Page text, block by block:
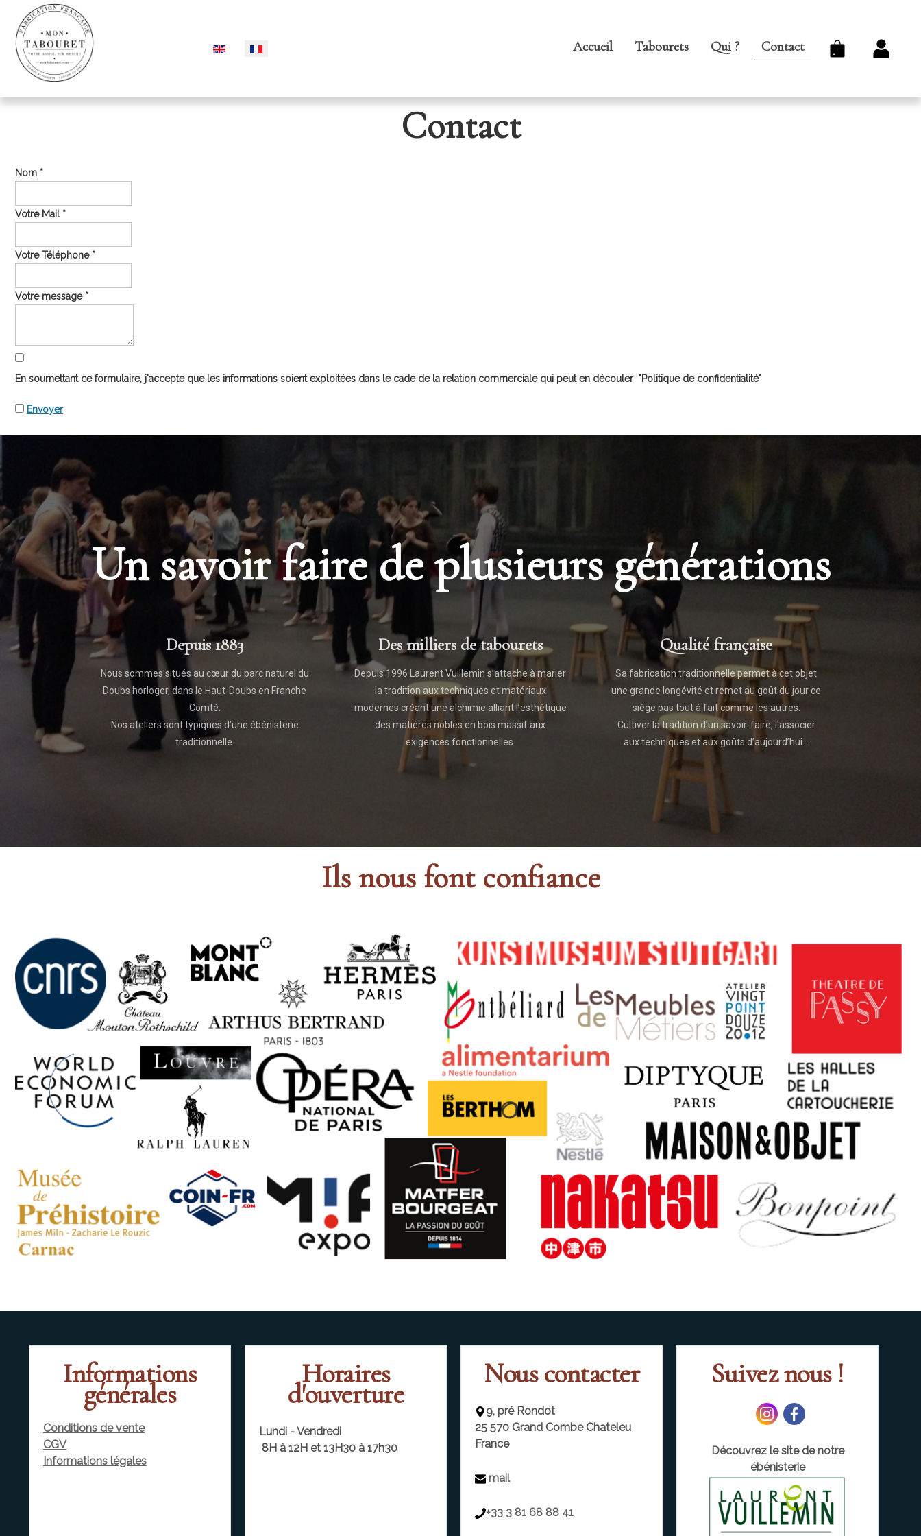
Sélectionnez votre langue Accueil Tabourets Qui ? Contact Panier
Contact
Nom *
Votre Mail *
Votre Téléphone *
Votre message *
En soumettant ce formulaire, j'accepte que les informations soient exploitées dans le cade de la relation commerciale qui peut en découler "Politique de confidentialité"
Envoyer
Un savoir faire de plusieurs générations
Depuis 1883
Nous sommes situés au cœur du parc naturel du
Doubs horloger, dans le Haut-Doubs en Franche
Comté.
Nos ateliers sont typiques d’une ébénisterie
traditionnelle.
Des milliers de tabourets
Depuis 1996 Laurent Vuillemin s’attache à marier
la tradition aux techniques et matériaux
modernes créant une alchimie alliant l’esthétique
des matières nobles en bois massif aux
exigences fonctionnelles.
Qualité française
Sa fabrication traditionnelle permet à cet objet
une grande longévité et remet au goût du jour ce
siège pas tout à fait comme les autres.
Cultiver la tradition d’un savoir-faire, l'associer
aux techniques et aux goûts d’aujourd’hui...
Ils nous font confiance
Informations
générales
Conditions de vente
CGV
Informations légales
Horaires
d'ouverture
Lundi - Vendredi
8H à 12H et 13H30 à 17h30
Nous contacter
9, pré Rondot
25 570 Grand Combe Chateleu
France
mail
+33 3 81 68 88 41
Suivez nous !
Découvrez le site de notre
ébénisterie